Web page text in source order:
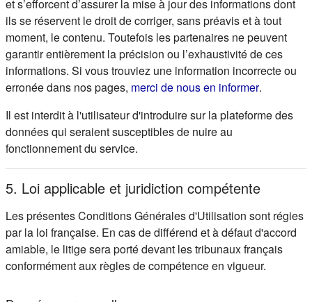
et s’efforcent d’assurer la mise à jour des informations dont
ils se réservent le droit de corriger, sans préavis et à tout
moment, le contenu. Toutefois les partenaires ne peuvent
garantir entièrement la précision ou l’exhaustivité de ces
informations. Si vous trouviez une information incorrecte ou
erronée dans nos pages, merci de nous en informer(s'ouvre
.
Il est interdit à l'utilisateur d'introduire sur la plateforme des
données qui seraient susceptibles de nuire au
fonctionnement du service.
5. Loi applicable et juridiction compétente
Les présentes Conditions Générales d'Utilisation sont régies
par la loi française. En cas de différend et à défaut d'accord
amiable, le litige sera porté devant les tribunaux français
conformément aux règles de compétence en vigueur.